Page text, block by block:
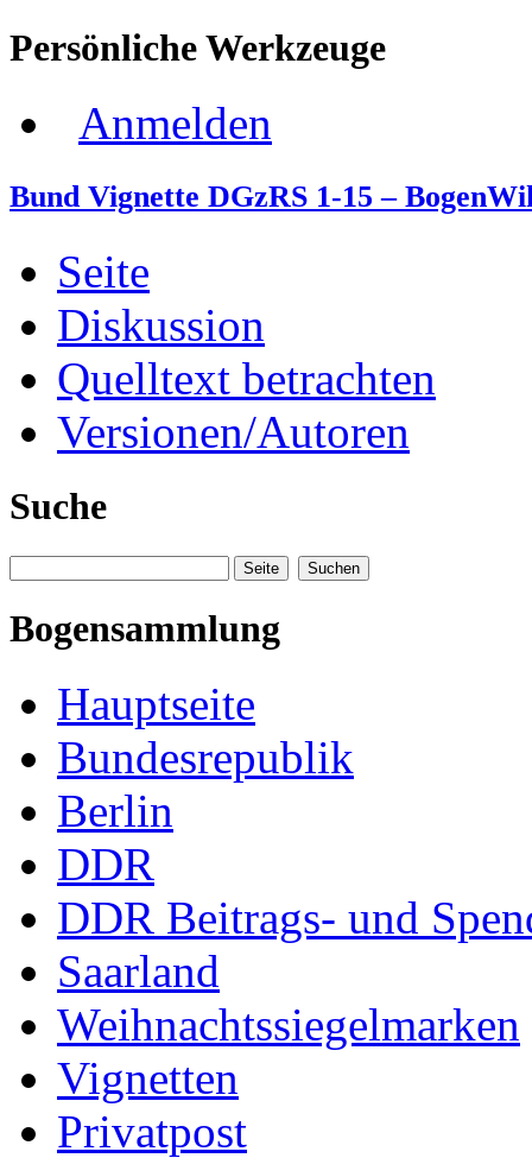
Persönliche Werkzeuge
Anmelden
Bund Vignette DGzRS 1-15 –
Seite
Diskussion
Quelltext betrachten
Versionen/Autoren
Suche
Bogensammlung
Hauptseite
Bundesrepublik
Berlin
DDR
DDR Beitrags- und
Saarland
Weihnachtssiegelmarken
Vignetten
Privatpost